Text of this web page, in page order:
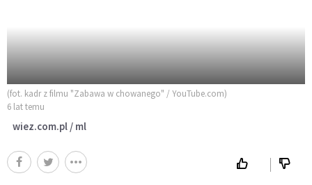
(fot. kadr z filmu "Zabawa w chowanego" / YouTube.com)
6 lat temu
wiez.com.pl / ml